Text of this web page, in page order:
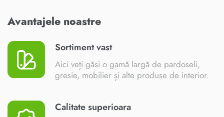
Avantajele noastre
Sortiment vast
Aici veți găsi o gamă largă de pardoseli,
gresie, mobilier și alte produse de interior.
Calitate superioara